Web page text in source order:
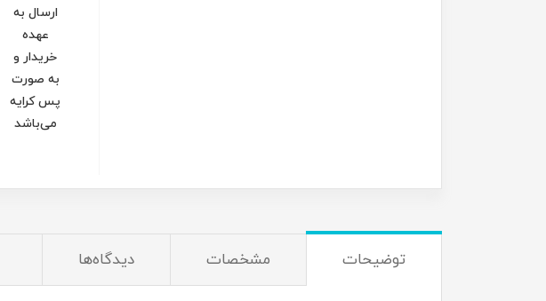
ارسال به
عهده
خریدار و
به صورت
پس کرایه
می‌باشد
توضیحات مشخصات دیدگاه‌ها